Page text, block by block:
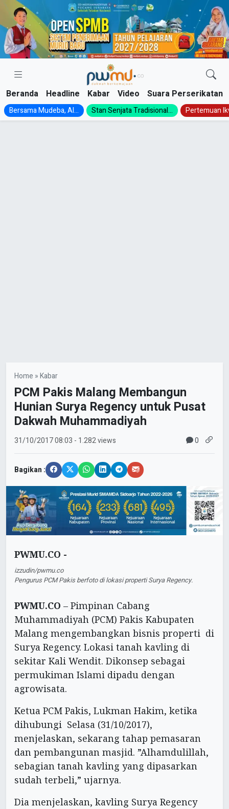
Skip
content
Beranda Headline Kabar Video Suara Perserikatan
Bersama Mudeba, Al... Stan Senjata Tradisional... Pertemuan
Home »Kabar
PCM Pakis Malang Membangun
Hunian Surya Regency untuk Pusat
Dakwah Muhammadiyah
31/10/201708:03 - 1.282 views 0
Bagikan :
PWMU.CO -
izzudin/pwmu.co
Pengurus PCM Pakis berfoto di lokasi properti Surya Regency.
PWMU.CO – Pimpinan Cabang
Muhammadiyah (PCM) Pakis Kabupaten
Malang mengembangkan bisnis properti di
Surya Regency. Lokasi tanah kavling di
sekitar Kali Wendit. Dikonsep sebagai
permukiman Islami dipadu dengan
agrowisata.
Ketua PCM Pakis, Lukman Hakim, ketika
dihubungi Selasa (31/10/2017),
menjelaskan, sekarang tahap pemasaran
dan pembangunan masjid. ”Alhamdulillah,
sebagian tanah kavling yang dipasarkan
sudah terbeli,” ujarnya.
Dia menjelaskan, kavling Surya Regency